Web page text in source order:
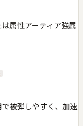
属性アーティア強属
被弾しやすく、加速